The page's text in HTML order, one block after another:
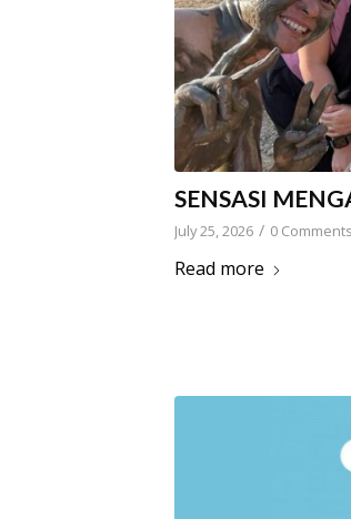
SENSASI
July 25, 2026 / 0 Comments
Read more